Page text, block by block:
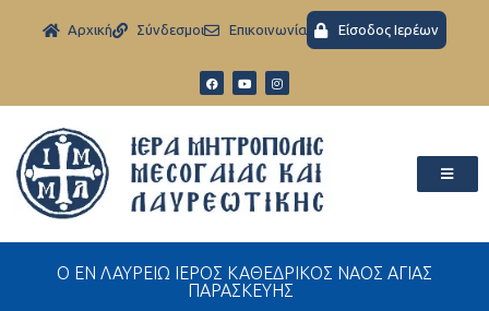
Aρχική Σύνδεσμοι Eπικοινωνία Είσοδος Ιερέων
Ο ΕΝ ΛΑΥΡΕΙΩ ΙΕΡΟΣ ΚΑΘΕΔΡΙΚΟΣ ΝΑΟΣ ΑΓΙΑΣ
ΠΑΡΑΣΚΕΥΗΣ